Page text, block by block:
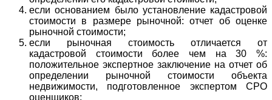
если основанием было установление кадастровой
стоимости в размере рыночной: отчет об оценке
рыночной стоимости;
если рыночная стоимость отличается от
кадастровой стоимости более чем на 30 %:
положительное экспертное заключение на отчет об
определении рыночной стоимости объекта
недвижимости, подготовленное экспертом СРО
оценщиков;